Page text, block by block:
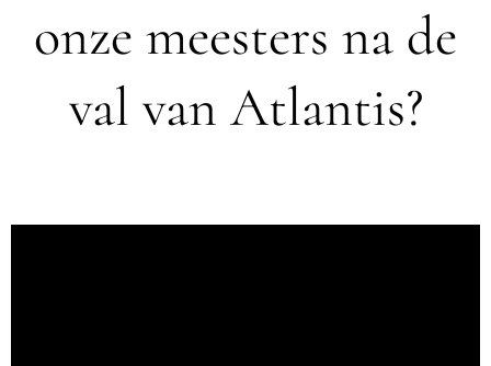
onze meesters na de
val van Atlantis?